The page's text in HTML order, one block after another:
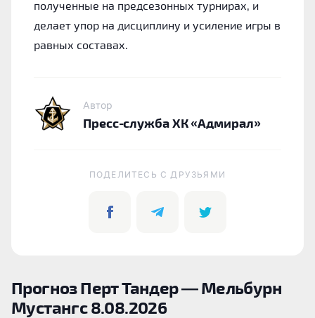
полученные на предсезонных турнирах, и
делает упор на дисциплину и усиление игры в
равных составах.
Автор
Пресс-служба ХК «Адмирал»
ПОДЕЛИТЕСЬ C ДРУЗЬЯМИ
Прогноз Перт Тандер — Мельбурн
Мустангс 8.08.2026